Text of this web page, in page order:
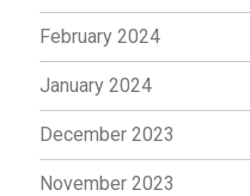
February 2024
January 2024
December 2023
November 2023